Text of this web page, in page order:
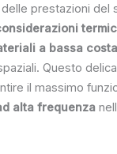
prestazioni del
a bassa
Questo
il massimo
alta frequenza